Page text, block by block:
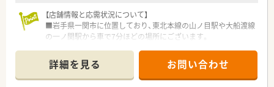
【店舗情報と応需状況について】
■岩手県一関市に位置しており、東北本線の山ノ目駅や大船渡線
の一ノ関駅から車で7分ほどの場所にございます。
多様な処方箋を安定して応需しているのが特徴です。
■近隣の医療機関からも広く処方箋を受け付けており、多種多様
なお薬を約1200品目ほど幅広く取り揃えています。
詳細を見る お問い合わせ